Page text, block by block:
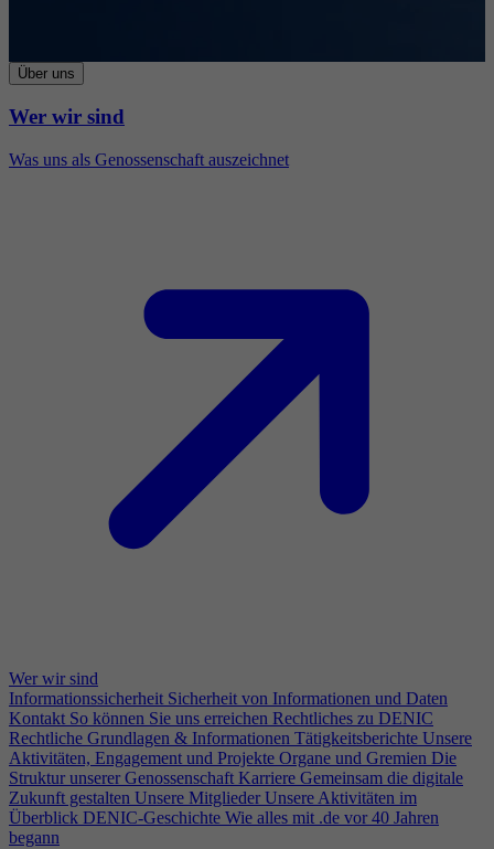
Über uns
Wer wir sind
Was uns als Genossenschaft auszeichnet
Wer wir sind
Informationssicherheit Sicherheit von Informationen und Daten
Kontakt So können Sie uns erreichen Rechtliches zu DENIC
Rechtliche Grundlagen & Informationen Tätigkeitsberichte Unsere
Aktivitäten, Engagement und Projekte Organe und Gremien Die
Struktur unserer Genossenschaft Karriere Gemeinsam die digitale
Zukunft gestalten Unsere Mitglieder Unsere Aktivitäten im
Überblick DENIC-Geschichte Wie alles mit .de vor 40 Jahren
begann